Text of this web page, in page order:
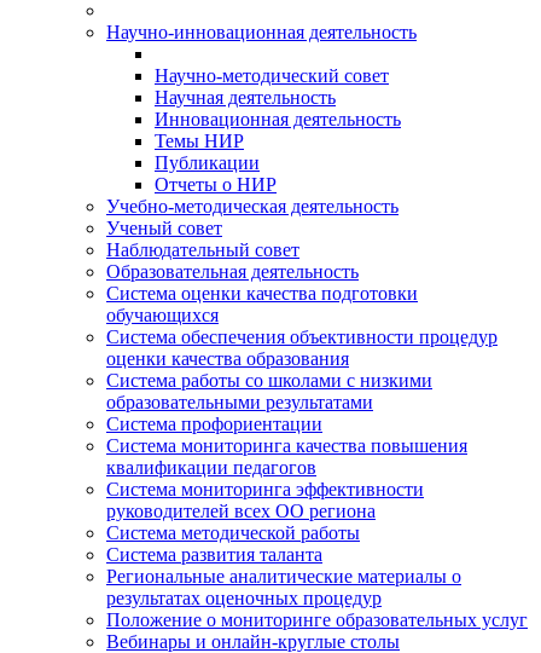
Научно-инновационная деятельность
Научно-методический совет
Научная деятельность
Инновационная деятельность
Темы НИР
Публикации
Отчеты о НИР
Учебно-методическая деятельность
Ученый совет
Наблюдательный совет
Образовательная деятельность
Система оценки качества подготовки
обучающихся
Система обеспечения объективности процедур
оценки качества образования
Система работы со школами с низкими
образовательными результатами
Система профориентации
Система мониторинга качества повышения
квалификации педагогов
Система мониторинга эффективности
руководителей всех ОО региона
Система методической работы
Система развития таланта
Региональные аналитические материалы о
результатах оценочных процедур
Положение о мониторинге образовательных услуг
Вебинары и онлайн-круглые столы